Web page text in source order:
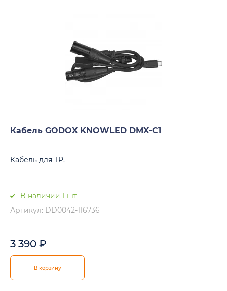
Кабель GODOX KNOWLED DMX-C1
Кабель для TP.
В наличии 1 шт.
Артикул: DD0042-116736
3 390 ₽
В корзину